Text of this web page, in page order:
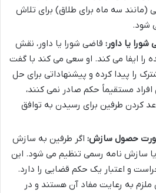
(مانند سه ماه برای طلاق) برای تلاش
شود.
یا داور: قاضی شورا یا داور، نقش
را ایفا می کند. او سعی می کند با گفت
را پیدا کرده و پیشنهاداتی برای حل
افراد مستقیماً حکم صادر نمی کنند،
کردن طرفین برای رسیدن به توافق
حصول سازش: اگر طرفین به سازش
سازش نامه رسمی تنظیم می شود. این
و اعتبار یک حکم قضایی را دارد.
ملزم به رعایت مفاد آن هستند و در